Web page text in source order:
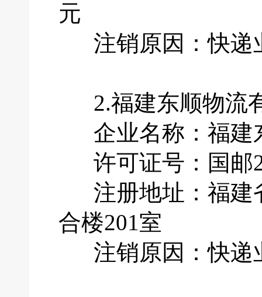
元
注销原因：快递
2.福建东顺物流
企业名称：福建
许可证号：国邮
注册地址：福建
合楼201室
注销原因：快递